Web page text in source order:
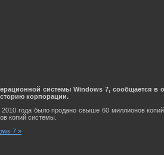
системы Windows 7, сообщается
корпорации.
года было продано свыше 60 миллионов
копий системы.
7 »